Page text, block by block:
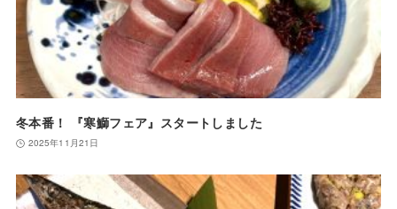
冬本番！ 『寒鰤フェア』スタートしました
2025年11月21日